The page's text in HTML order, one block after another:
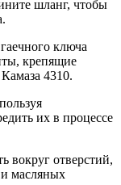
шланг, чтобы
ключа
крепящие
4310.
их в процессе
вокруг отверстий,
и масляных